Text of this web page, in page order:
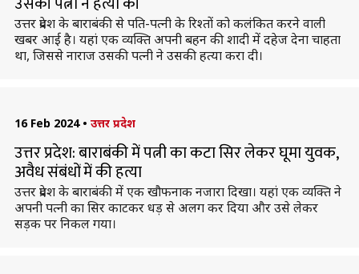
उत्तर प्रदेश के बाराबंकी से पति-पत्नी के रिश्तों को कलंकित करने वाली
खबर आई है। यहां एक व्यक्ति अपनी बहन की शादी में दहेज देना चाहता
था, जिससे नाराज उसकी पत्नी ने उसकी हत्या करा दी।
16 Feb 2024 • उत्तर प्रदेश
उत्तर प्रदेश: बाराबंकी में पत्नी का कटा सिर लेकर घूमा युवक,
अवैध संबंधों में की हत्या
उत्तर प्रदेश के बाराबंकी में एक खौफनाक नजारा दिखा। यहां एक व्यक्ति ने
अपनी पत्नी का सिर काटकर धड़ से अलग कर दिया और उसे लेकर
सड़क पर निकल गया।